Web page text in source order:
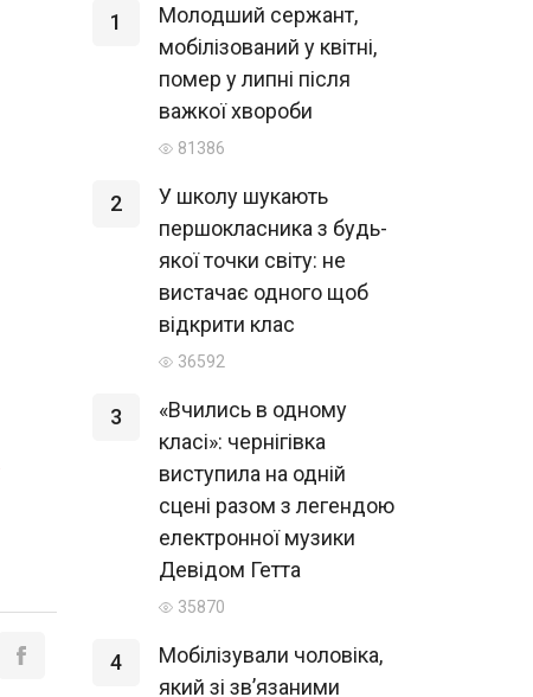
1
Молодший сержант,
мобілізований у квітні,
помер у липні після
важкої хвороби
81386
2
У школу шукають
першокласника з будь-
якої точки світу: не
вистачає одного щоб
відкрити клас
36592
3
«Вчились в одному
класі»: чернігівка
виступила на одній
сцені разом з легендою
електронної музики
Девідом Гетта
35870
4
Мобілізували чоловіка,
який зі зв’язаними